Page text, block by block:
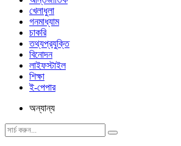
খেলাধুলা
গনমাধ্যাম
চাকরি
তথ্যপ্রযুক্তি
বিনোদন
লাইফস্টাইল
শিক্ষা
ই-পেপার
অন্যান্য